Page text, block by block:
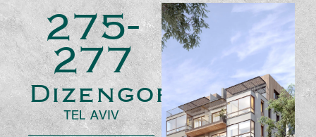
275-
277
Dizengoff
TEL AVIV